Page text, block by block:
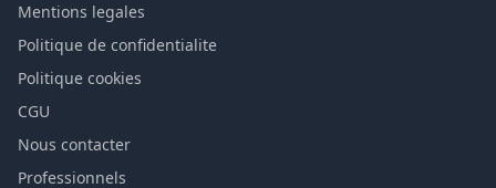
Mentions legales
Politique de confidentialite
Politique cookies
CGU
Nous contacter
Professionnels